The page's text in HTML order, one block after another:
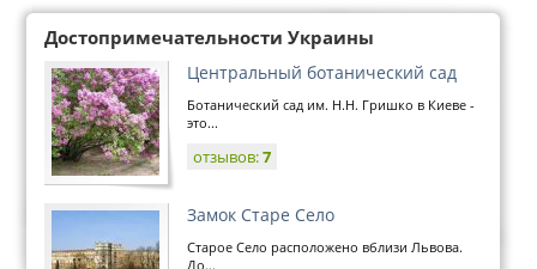
Достопримечательности Украины
Центральный ботанический сад
Ботанический сад им. Н.Н. Гришко в Киеве -
это...
отзывов:7
Замок Старе Село
Старое Село расположено вблизи Львова.
До...